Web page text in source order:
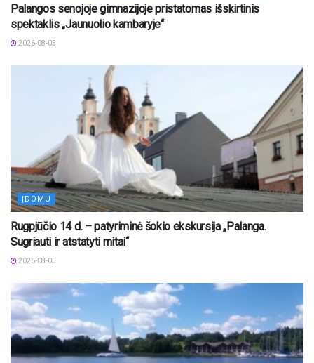
Palangos senojoje gimnazijoje pristatomas išskirtinis
spektaklis „Jaunuolio kambaryje“
2026-08-05
ĮDOMU
Rugpjūčio 14 d. – patyriminė šokio ekskursija „Palanga.
Sugriauti ir atstatyti mitai“
2026-08-05